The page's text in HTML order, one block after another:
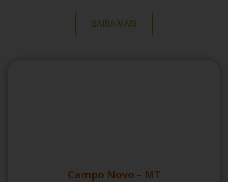
SAIBA MAIS
Campo Novo – MT